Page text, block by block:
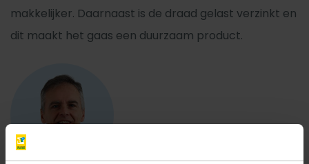
makkelijker. Daarnaast is de draad gelast verzinkt en
dit maakt het gaas een duurzaam product.